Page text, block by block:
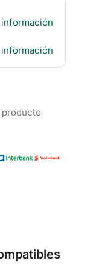
información
información
producto